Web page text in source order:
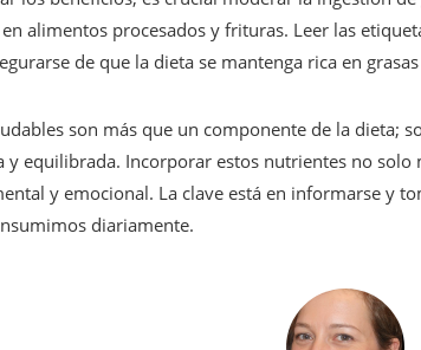
alimentos procesados y frituras. Leer las
de que la dieta se mantenga rica en
son más que un componente de la dieta;
y equilibrada. Incorporar estos nutrientes no
y emocional. La clave está en informarse y
diariamente.